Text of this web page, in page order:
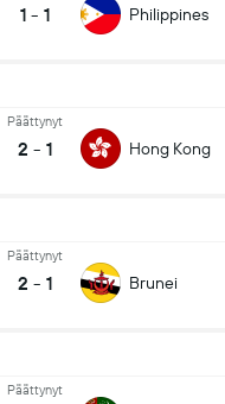
1 - 1 Philippines
Päättynyt
2 - 1 Hong Kong
Päättynyt
2 - 1 Brunei
Päättynyt